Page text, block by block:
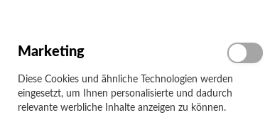
Server & Storage
Customer Login
Registrierte Kunden
Marketing
Diese Cookies und ähnliche Technologien werden
eingesetzt, um Ihnen personalisierte und dadurch
relevante werbliche Inhalte anzeigen zu können.